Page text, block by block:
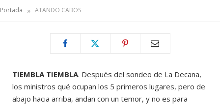
Portada » ATANDO CABOS
TIEMBLA TIEMBLA. Después del sondeo de La Decana,
los ministros qué ocupan los 5 primeros lugares, pero de
abajo hacia arriba, andan con un temor, y no es para